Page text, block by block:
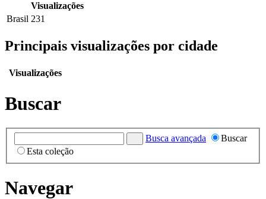
Visualizações
Brasil 231
Principais visualizações por cidade
Visualizações
Buscar
Busca avançada
Buscar
Esta coleção
Navegar